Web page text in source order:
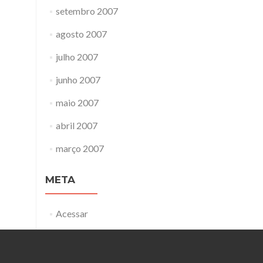
setembro 2007
agosto 2007
julho 2007
junho 2007
maio 2007
abril 2007
março 2007
META
Acessar